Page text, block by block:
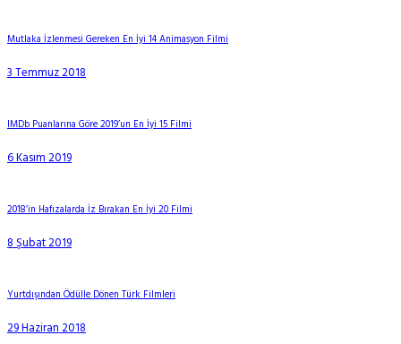
Mutlaka İzlenmesi Gereken En İyi 14 Animasyon Filmi
3 Temmuz 2018
IMDb Puanlarına Göre 2019’un En İyi 15 Filmi
6 Kasım 2019
2018’in Hafızalarda İz Bırakan En İyi 20 Filmi
8 Şubat 2019
Yurtdışından Ödülle Dönen Türk Filmleri
29 Haziran 2018